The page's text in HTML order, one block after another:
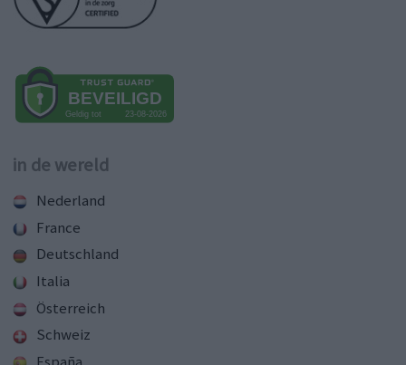
in de wereld
Nederland
France
Deutschland
Italia
Österreich
Schweiz